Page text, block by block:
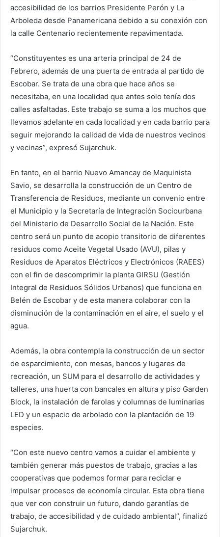
accesibilidad de los barrios Presidente Perón y La
Arboleda desde Panamericana debido a su conexión con
la calle Centenario recientemente repavimentada.
“Constituyentes es una arteria principal de 24 de
Febrero, además de una puerta de entrada al partido de
Escobar. Se trata de una obra que hace años se
necesitaba, en una localidad que antes solo tenía dos
calles asfaltadas. Este trabajo se suma a los muchos que
llevamos adelante en cada localidad y en cada barrio para
seguir mejorando la calidad de vida de nuestros vecinos
y vecinas”, expresó Sujarchuk.
En tanto, en el barrio Nuevo Amancay de Maquinista
Savio, se desarrolla la construcción de un Centro de
Transferencia de Residuos, mediante un convenio entre
el Municipio y la Secretaría de Integración Sociourbana
del Ministerio de Desarrollo Social de la Nación. Este
centro será un punto de acopio transitorio de diferentes
residuos como Aceite Vegetal Usado (AVU), pilas y
Residuos de Aparatos Eléctricos y Electrónicos (RAEES)
con el fin de descomprimir la planta GIRSU (Gestión
Integral de Residuos Sólidos Urbanos) que funciona en
Belén de Escobar y de esta manera colaborar con la
disminución de la contaminación en el aire, el suelo y el
agua.
Además, la obra contempla la construcción de un sector
de esparcimiento, con mesas, bancos y lugares de
recreación, un SUM para el desarrollo de actividades y
talleres, una huerta con bancales en altura y piso Garden
Block, la instalación de farolas y columnas de luminarias
LED y un espacio de arbolado con la plantación de 19
especies.
“Con este nuevo centro vamos a cuidar el ambiente y
también generar más puestos de trabajo, gracias a las
cooperativas que podemos formar para reciclar e
impulsar procesos de economía circular. Esta obra tiene
que ver con construir un futuro, dando garantías de
trabajo, de accesibilidad y de cuidado ambiental”, finalizó
Sujarchuk.